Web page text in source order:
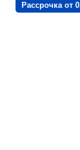
Рассрочка от